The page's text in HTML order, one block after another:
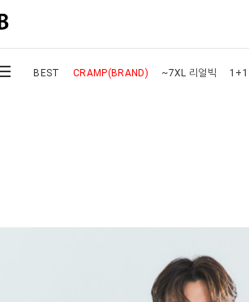
BEST CRAMP(BRAND) ~7XL 리얼빅 1+1